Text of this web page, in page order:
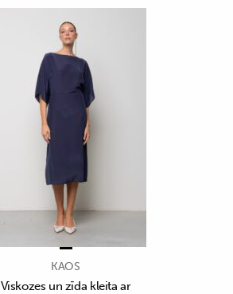
KAOS
Viskozes un zīda kleita ar